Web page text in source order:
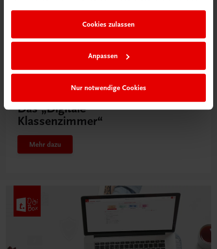
Cookies zulassen
Anpassen
Nur notwendige Cookies
Neu in der DigiBox
Das „Digitale
Klassenzimmer“
Mehr dazu